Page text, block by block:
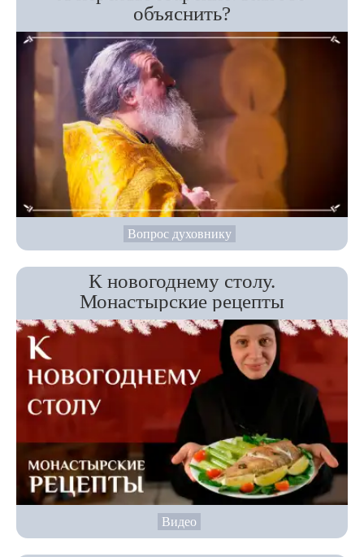
объяснить?
Вопрос духовнику
К новогоднему столу.
Монастырские рецепты
Видео